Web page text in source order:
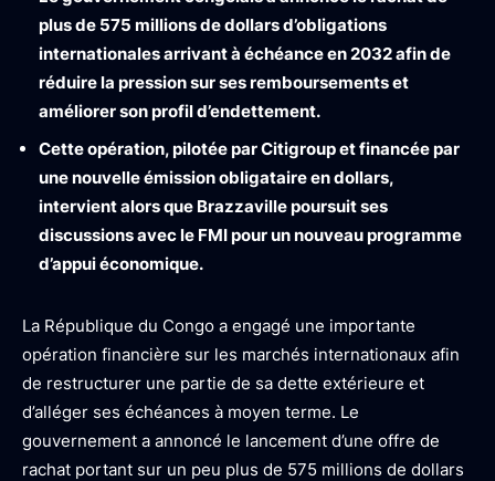
plus de 575 millions de dollars d’obligations
internationales arrivant à échéance en 2032 afin de
réduire la pression sur ses remboursements et
améliorer son profil d’endettement.
Cette opération, pilotée par Citigroup et financée par
une nouvelle émission obligataire en dollars,
intervient alors que Brazzaville poursuit ses
discussions avec le FMI pour un nouveau programme
d’appui économique.
La République du Congo a engagé une importante
opération financière sur les marchés internationaux afin
de restructurer une partie de sa dette extérieure et
d’alléger ses échéances à moyen terme. Le
gouvernement a annoncé le lancement d’une offre de
rachat portant sur un peu plus de 575 millions de dollars